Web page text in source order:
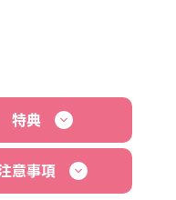
特典
意事項